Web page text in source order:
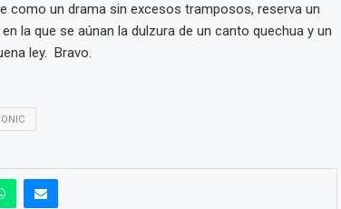
como un drama sin excesos tramposos, reserva un
la que se aúnan la dulzura de un canto quechua y un
ley. Bravo.